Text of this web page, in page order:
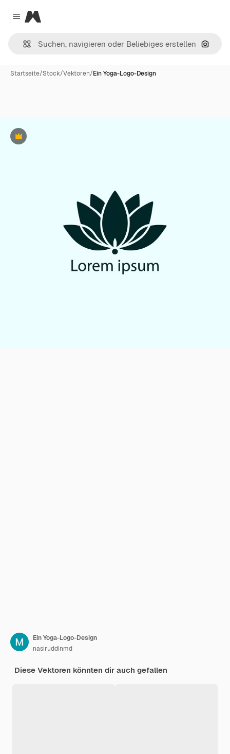
Close menu
Magnific
Nach
Startseite/Stock/Vektoren/Ein Yoga-Logo-Design
Premium
Ein Yoga-Logo-Design
nasiruddinmd
Diese Vektoren könnten dir auch gefallen